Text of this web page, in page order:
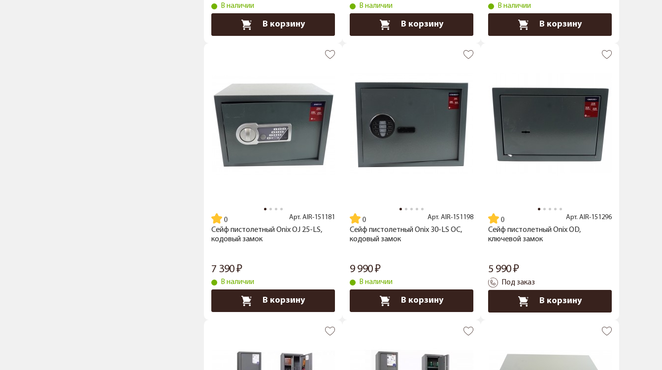
В наличии
В корзину
В наличии
В корзину
В наличии
В корзину
Арт. AIR-151181
Сейф пистолетный Onix ОJ 25-LS,
кодовый замок
7 390
В наличии
В корзину
Арт. AIR-151198
Сейф пистолетный Onix 30-LS OC,
кодовый замок
9 990
В наличии
В корзину
Арт. AIR-151296
Сейф пистолетный Onix OD,
ключевой замок
5 990
Под заказ
В корзину